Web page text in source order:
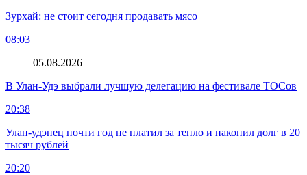
Зурхай: не стоит сегодня продавать мясо
08:03
05.08.2026
В Улан-Удэ выбрали лучшую делегацию на фестивале ТОСов
20:38
Улан-удэнец почти год не платил за тепло и накопил долг в 20
тысяч рублей
20:20